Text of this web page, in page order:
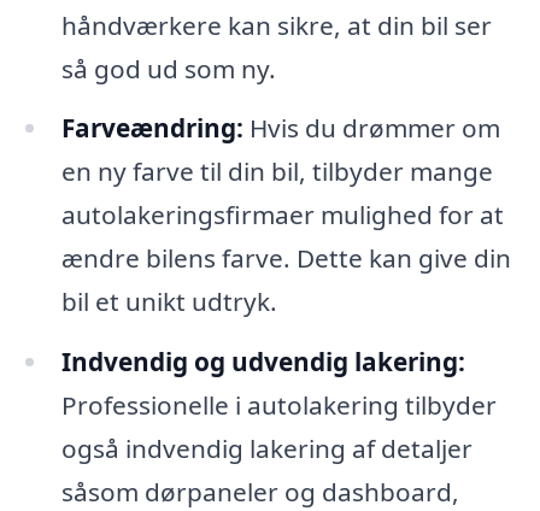
håndværkere kan sikre, at din bil ser
så god ud som ny.
Farveændring: Hvis du drømmer om
en ny farve til din bil, tilbyder mange
autolakeringsfirmaer mulighed for at
ændre bilens farve. Dette kan give din
bil et unikt udtryk.
Indvendig og udvendig lakering:
Professionelle i autolakering tilbyder
også indvendig lakering af detaljer
såsom dørpaneler og dashboard,